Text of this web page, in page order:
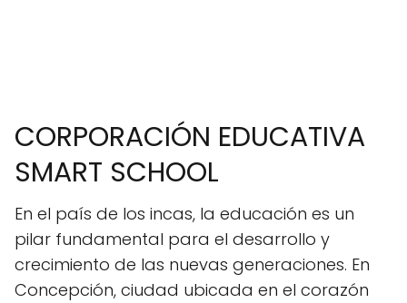
CORPORACIÓN EDUCATIVA
SMART SCHOOL
En el país de los incas, la educación es un
pilar fundamental para el desarrollo y
crecimiento de las nuevas generaciones. En
Concepción, ciudad ubicada en el corazón